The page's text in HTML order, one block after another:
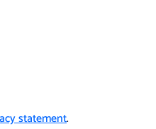
statement.